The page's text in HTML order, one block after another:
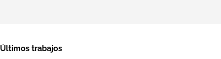
Últimos trabajos